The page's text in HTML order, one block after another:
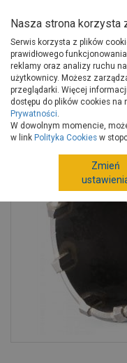
Strona główna
Narzędzia glazurnicze
Otwornice koronowe do
Nasza strona korzysta
Serwis korzysta z plików
prawidłowego
reklamy oraz analizy ruchu
użytkownicy. Możesz
przeglądarki. Więcej
dostępu do plików cookies
Prywatności.
W dowolnym momencie,
w link Polityka Cookies w
Zmień